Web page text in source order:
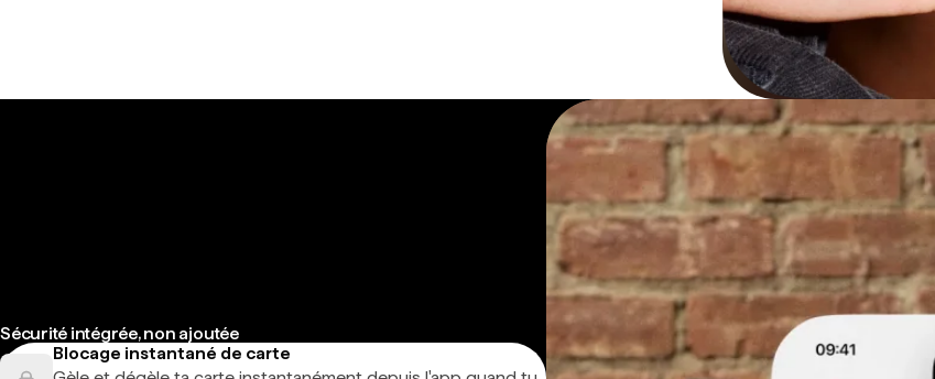
Sécurité intégrée, non ajoutée
Blocage instantané de carte